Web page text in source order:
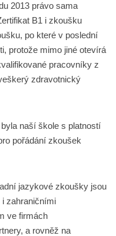
2013 právo sama
B1 i zkoušku
po které v poslední
protože mimo jiné otevírá
pracovníky z
zdravotnický
naší škole s platností
pořádání zkoušek
jazykové zkoušky jsou
zahraničními
ve firmách
a rovněž na